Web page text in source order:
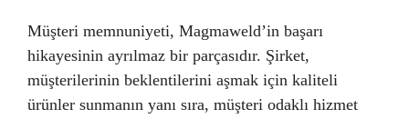
Müşteri memnuniyeti, Magmaweld’in başarı
hikayesinin ayrılmaz bir parçasıdır. Şirket,
müşterilerinin beklentilerini aşmak için kaliteli
ürünler sunmanın yanı sıra, müşteri odaklı hizmet